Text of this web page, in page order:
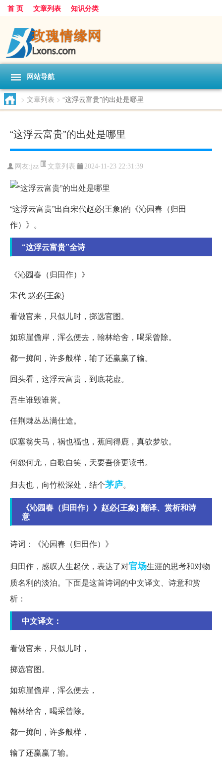
首 页 文章列表 知识分类
网站导航
> 文章列表 > “这浮云富贵”的出处是哪里
“这浮云富贵”的出处是哪里
网友:jzz 文章列表 2024-11-23 22:31:39
“这浮云富贵”出自宋代赵必{王象}的《沁园春（归田
作）》。
“这浮云富贵”全诗
《沁园春（归田作）》
宋代 赵必{王象}
看做官来，只似儿时，掷选官图。
如琼崖儋岸，浑么便去，翰林给舍，喝采曾除。
都一掷间，许多般样，输了还赢赢了输。
回头看，这浮云富贵，到底花虚。
吾生谁毁谁誉。
任荆棘丛丛满仕途。
叹塞翁失马，祸也福也，蕉间得鹿，真欤梦欤。
何怨何尤，自歌自笑，天要吾侪更读书。
归去也，向竹松深处，结个茅庐。
《沁园春（归田作）》赵必{王象} 翻译、赏析和诗
意
诗词：《沁园春（归田作）》
归田作，感叹人生起伏，表达了对官场生涯的思考和对物
质名利的淡泊。下面是这首诗词的中文译文、诗意和赏
析：
中文译文：
看做官来，只似儿时，
掷选官图。
如琼崖儋岸，浑么便去，
翰林给舍，喝采曾除。
都一掷间，许多般样，
输了还赢赢了输。